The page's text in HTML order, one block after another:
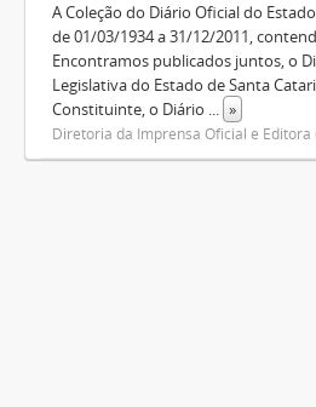
A Coleção do Diário Oficial do
de 01/03/1934 a 31/12/2011,
Encontramos publicados juntos, o
Legislativa do Estado de Santa
Constituinte, o Diário ... »
Diretoria da Imprensa Oficial e Editora